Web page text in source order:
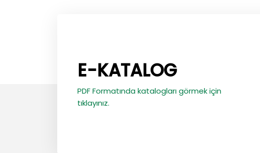
E-KATALOG
PDF Formatında katalogları görmek için
tıklayınız.